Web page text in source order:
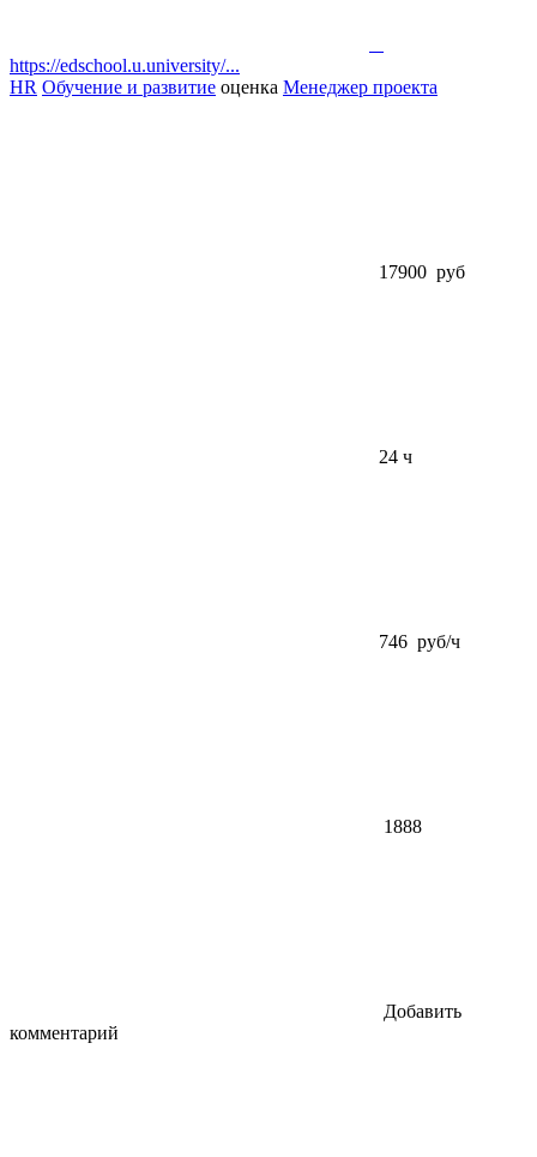
https://edschool.u.university/...
HR Обучение и развитие оценка Менеджер проекта
17900 руб
24 ч
746 руб/ч
1888
Добавить
комментарий